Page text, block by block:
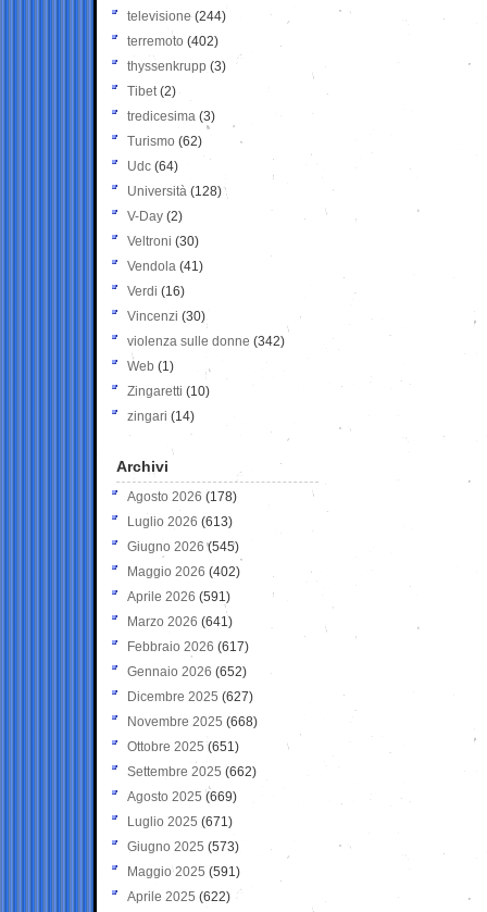
televisione(244)
terremoto (402)
thyssenkrupp (3)
Tibet(2)
tredicesima (3)
Turismo (62)
Udc (64)
Università (128)
V-Day (2)
Veltroni (30)
Vendola (41)
Verdi (16)
Vincenzi (30)
violenza sulle donne (342)
Web (1)
Zingaretti (10)
zingari (14)
Archivi
Agosto 2026 (178)
Luglio 2026 (613)
Giugno 2026 (545)
Maggio 2026 (402)
Aprile 2026 (591)
Marzo 2026 (641)
Febbraio 2026 (617)
Gennaio 2026 (652)
Dicembre 2025 (627)
Novembre 2025 (668)
Ottobre 2025 (651)
Settembre 2025 (662)
Agosto 2025 (669)
Luglio 2025 (671)
Giugno 2025 (573)
Maggio 2025 (591)
Aprile 2025 (622)